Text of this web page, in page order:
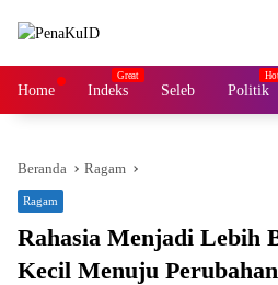
Home Indeks Seleb Politik
Beranda Ragam
Ragam
Rahasia Menjadi Lebih
Kecil Menuju